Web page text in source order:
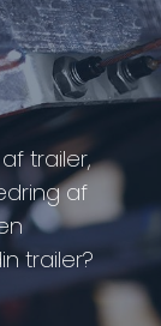
trailer,
af
trailer?